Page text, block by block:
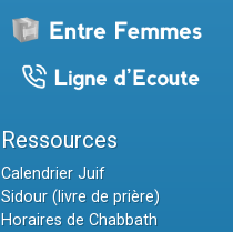
Ressources
Calendrier Juif
Sidour (livre de prière)
Horaires de Chabbath